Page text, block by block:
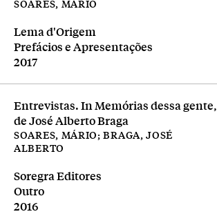
SOARES, MÁRIO
Editora
Lema d'Origem
Tipologia
Prefácios e Apresentações
Ano
2017
Entrevistas. In Memórias dessa gente,
de José Alberto Braga
SOARES, MÁRIO; BRAGA, JOSÉ
ALBERTO
Editora
Soregra Editores
Tipologia
Outro
Ano
2016